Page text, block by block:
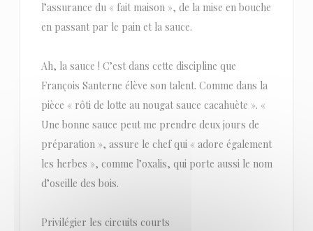
l’assurance du « fait maison », de la mise en bouche
en passant par le pain et la sauce.
Ah, la sauce ! C’est dans cette discipline que
François Santerne élève son talent. Comme dans la
pièce « rôti de lotte au nougat sauce cacahuète ». «
Une bonne sauce peut me prendre deux jours de
préparation », assure le chef qui « adore également
les herbes », comme l’oxalis, qui porte aussi le nom
d’oseille des bois.
Privilégier les circuits courts